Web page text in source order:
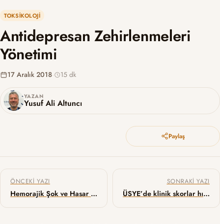
TOKSIKOLOJI
Antidepresan Zehirlenmeleri
Yönetimi
YAZAN
Yusuf Ali Altuncı
17 Aralık 2018· 15 dk
Paylaş
Yazı gezinmesi
ÖNCEKI YAZI
Hemorajik Şok ve Hasar Kontrol Resüsitasyon – 1-
SONRAKI YAZI
ÜSYE’de klinik skorlar hızlı antijen testlerine karşı